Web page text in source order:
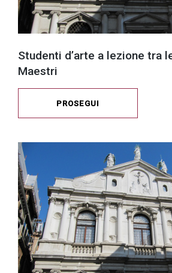
Studenti d’arte a lezione tra
Maestri
PROSEGUI